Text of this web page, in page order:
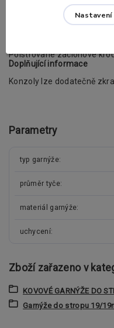
Klasické záclonové kroužky
Polstrované záclonové
Doplňující informace
Konzoly lze dodatečně
Parametry
typ garnýže
průměr tyče
materiál garnýže
uchycení
Zboží zařazeno v
KOVOVÉ GARNÝŽE DO
Garnýže do stropu 19/
Nastavení